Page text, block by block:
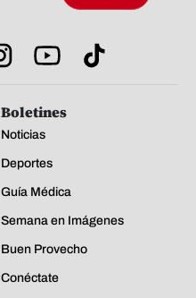
Boletines
Noticias
Deportes
Guía Médica
Semana en Imágenes
Buen Provecho
Conéctate